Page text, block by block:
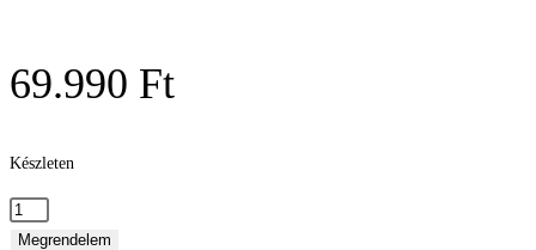
69.990 Ft
Készleten
Megrendelem